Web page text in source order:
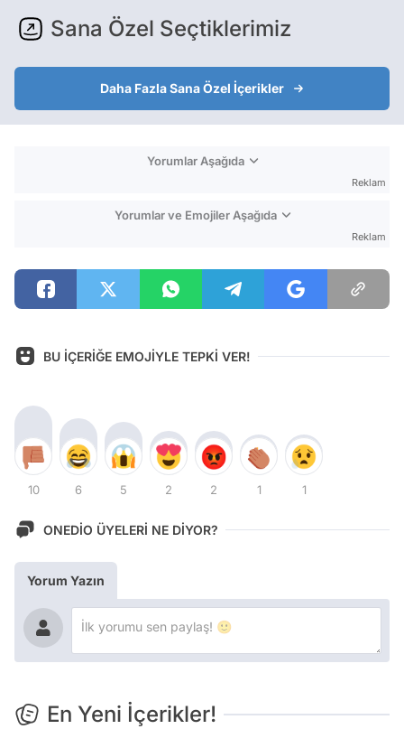
Sana Özel Seçtiklerimiz
Daha Fazla Sana Özel İçerikler
Yorumlar Aşağıda
Reklam
Yorumlar ve Emojiler Aşağıda
Reklam
BU İÇERİĞE EMOJİYLE TEPKİ VER!
10 6 5 2 2 1 1
ONEDİO ÜYELERİ NE DİYOR?
Yorum Yazın
En Yeni İçerikler!